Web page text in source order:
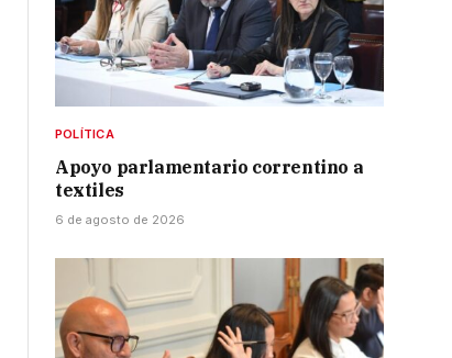
POLÍTICA
Apoyo parlamentario correntino a
textiles
6 de agosto de 2026